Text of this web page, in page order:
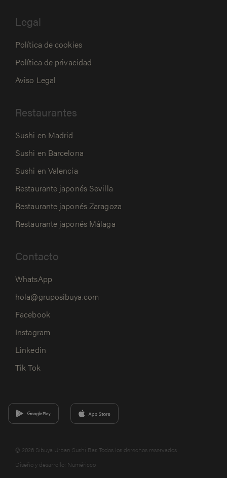
Legal
Política de cookies
Política de privacidad
Aviso Legal
Restaurantes
Sushi en Madrid
Sushi en Barcelona
Sushi en Valencia
Restaurante japonés Sevilla
Restaurante japonés Zaragoza
Restaurante japonés Málaga
Contacto
WhatsApp
hola@gruposibuya.com
Facebook
Instagram
Linkedin
Tik Tok
© 2026 Sibuya Urban Sushi Bar. Todos los derechos reservados
Diseño y desarrollo: Numéricco